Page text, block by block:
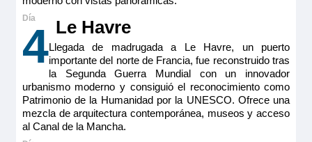
4 Le Havre
Llegada de madrugada a Le Havre, un puerto
importante del norte de Francia, fue reconstruido tras
la Segunda Guerra Mundial con un innovador
urbanismo moderno y consiguió el reconocimiento como
Patrimonio de la Humanidad por la UNESCO. Ofrece una
mezcla de arquitectura contemporánea, museos y acceso
al Canal de la Mancha.